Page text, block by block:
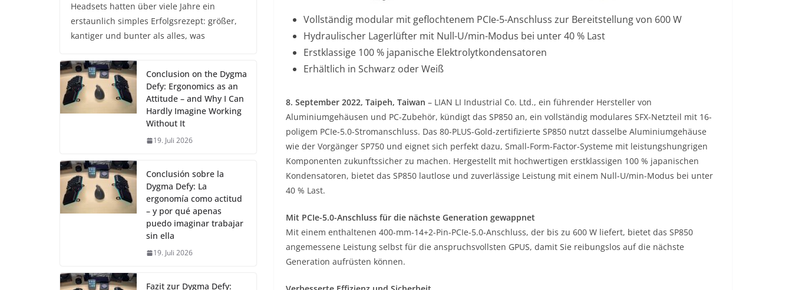
Vollständig modular mit geflochtenem PCIe-5-Anschluss zur Bereitstellung von 600 W
Hydraulischer Lagerlüfter mit Null-U/min-Modus bei unter 40 % Last
Erstklassige 100 % japanische Elektrolytkondensatoren
Erhältlich in Schwarz oder Weiß
8. September 2022, Taipeh, Taiwan – LIAN LI Industrial Co. Ltd., ein führender Hersteller von
Aluminiumgehäusen und PC-Zubehör, kündigt das SP850 an, ein vollständig modulares SFX-Netzteil mit 16-
poligem PCIe-5.0-Stromanschluss. Das 80-PLUS-Gold-zertifizierte SP850 nutzt dasselbe Aluminiumgehäuse
wie der Vorgänger SP750 und eignet sich perfekt dazu, Small-Form-Factor-Systeme mit leistungshungrigen
Komponenten zukunftssicher zu machen. Hergestellt mit hochwertigen erstklassigen 100 % japanischen
Kondensatoren, bietet das SP850 lautlose und zuverlässige Leistung mit einem Null-U/min-Modus bei unter
40 % Last.
Mit PCIe-5.0-Anschluss für die nächste Generation gewappnet
Mit einem enthaltenen 400-mm-14+2-Pin-PCIe-5.0-Anschluss, der bis zu 600 W liefert, bietet das SP850
angemessene Leistung selbst für die anspruchsvollsten GPUS, damit Sie reibungslos auf die nächste
Generation aufrüsten können.
Headsets hatten über viele Jahre ein
erstaunlich simples Erfolgsrezept: größer,
kantiger und bunter als alles, was
Conclusion on the Dygma
Defy: Ergonomics as an
Attitude – and Why I Can
Hardly Imagine Working
Without It
19. Juli 2026
Conclusión sobre la
Dygma Defy: La
ergonomía como actitud
– y por qué apenas
puedo imaginar trabajar
sin ella
19. Juli 2026
Fazit zur Dygma Defy: